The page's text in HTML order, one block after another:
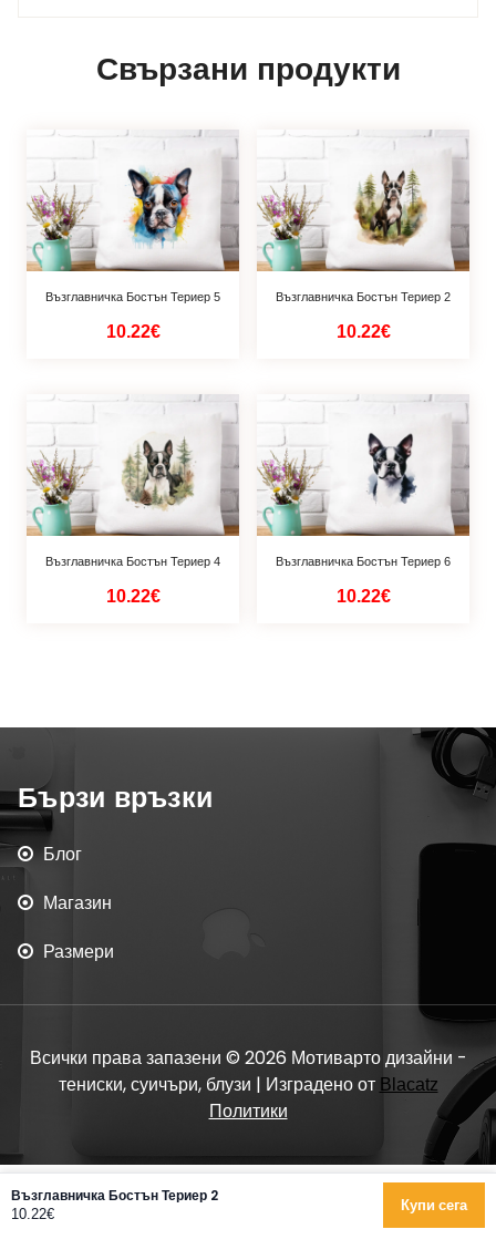
Свързани продукти
Възглавничка Бостън Териер 5
10.22€
Възглавничка Бостън Териер 2
10.22€
Възглавничка Бостън Териер 4
10.22€
Възглавничка Бостън Териер 6
10.22€
Бързи връзки
Блог
Магазин
Размери
Всички права запазени © 2026 Мотиварто дизайни -
тениски, суичъри, блузи | Изградено от Blacatz
Политики
Възглавничка Бостън Териер 2
10.22€ Купи сега